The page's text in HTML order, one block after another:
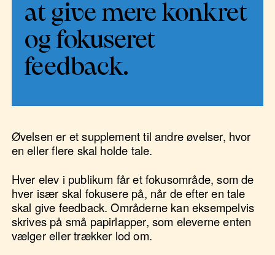
at give mere konkret
og fokuseret
feedback.
Øvelsen er et supplement til andre øvelser, hvor
en eller flere skal holde tale.
Hver elev i publikum får et fokusområde, som de
hver især skal fokusere på, når de efter en tale
skal give feedback. Områderne kan eksempelvis
skrives på små papirlapper, som eleverne enten
vælger eller trækker lod om.